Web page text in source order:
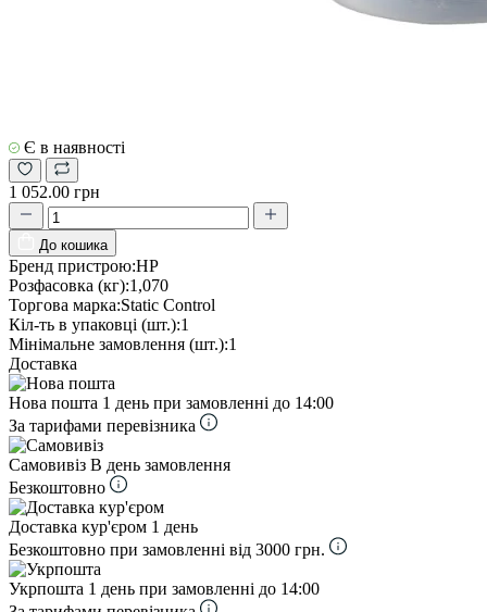
Є в наявності
1 052.00 грн
До кошика
Бренд пристрою:HP
Розфасовка (кг):1,070
Торгова марка:Static Control
Кіл-ть в упаковці (шт.):1
Мінімальне замовлення (шт.):1
Доставка
Нова пошта 1 день при замовленні до 14:00
За тарифами перевізника
Самовивіз В день замовлення
Безкоштовно
Доставка кур'єром 1 день
Безкоштовно при замовленні від 3000 грн.
Укрпошта 1 день при замовленні до 14:00